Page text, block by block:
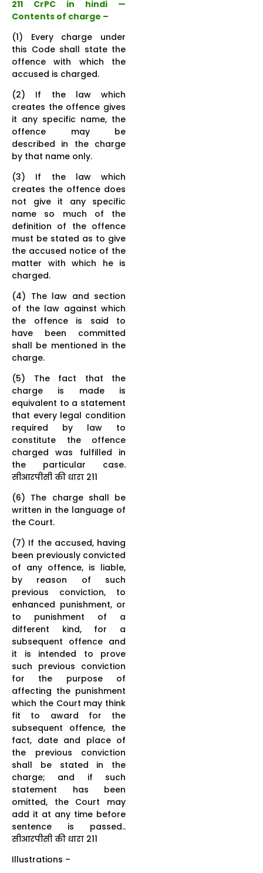
211 CrPC in hindi —
Contents of charge –
(1) Every charge under
this Code shall state the
offence with which the
accused is charged.
(2) If the law which
creates the offence gives
it any specific name, the
offence may be
described in the charge
by that name only.
(3) If the law which
creates the offence does
not give it any specific
name so much of the
definition of the offence
must be stated as to give
the accused notice of the
matter with which he is
charged.
(4) The law and section
of the law against which
the offence is said to
have been committed
shall be mentioned in the
charge.
(5) The fact that the
charge is made is
equivalent to a statement
that every legal condition
required by law to
constitute the offence
charged was fulfilled in
the particular case.
सीआरपीसी की धारा 211
(6) The charge shall be
written in the language of
the Court.
(7) If the accused, having
been previously convicted
of any offence, is liable,
by reason of such
previous conviction, to
enhanced punishment, or
to punishment of a
different kind, for a
subsequent offence and
it is intended to prove
such previous conviction
for the purpose of
affecting the punishment
which the Court may think
fit to award for the
subsequent offence, the
fact, date and place of
the previous conviction
shall be stated in the
charge; and if such
statement has been
omitted, the Court may
add it at any time before
sentence is passed..
सीआरपीसी की धारा 211
Illustrations –